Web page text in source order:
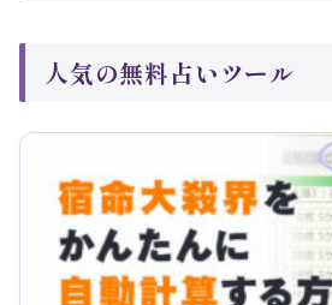
人気の無料占いツール